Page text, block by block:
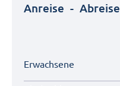
Anreise - Abreise
Erwachsene